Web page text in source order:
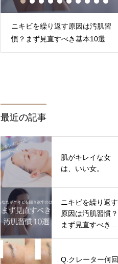
ニキビを繰り返す原因は汚肌習
慣？まず見直すべき基本10選
最近の記事
肌がキレイな女
は、いい女。
ニキビを繰り返す
原因は汚肌習慣？
まず見直すべき基
Q.クレーター何回